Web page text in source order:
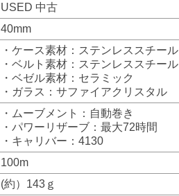
USED 中古
40mm
・ケース素材：ステンレススチール
・ベルト素材：ステンレススチール
・ベゼル素材：セラミック
・ガラス：サファイアクリスタル
・ムーブメント：自動巻き
・パワーリザーブ：最大72時間
・キャリバー：4130
100m
(約）143ｇ